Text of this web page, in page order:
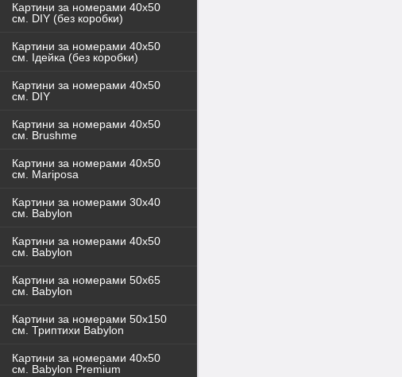
Картини за номерами 40х50
см. DIY (без коробки)
Картини за номерами 40x50
см. Ідейка (без коробки)
Картини за номерами 40х50
см. DIY
Картини за номерами 40х50
см. Brushme
Картини за номерами 40х50
см. Mariposa
Картини за номерами 30х40
см. Babylon
Картини за номерами 40х50
см. Babylon
Картини за номерами 50х65
см. Babylon
Картини за номерами 50х150
см. Триптихи Babylon
Картини за номерами 40х50
см. Babylon Premium